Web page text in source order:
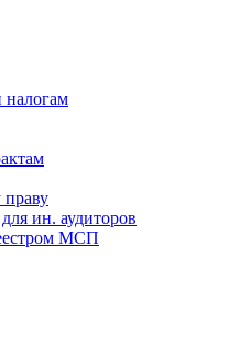
налогам
праву
ин. аудиторов
МСП